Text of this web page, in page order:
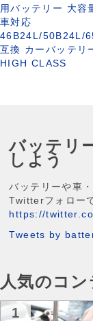
用バッテリー 大容
車対応
46B24L/50B24L/
互換 カーバッテリ
HIGH CLASS
バッテリ
しよう
バッテリーや車
Twitterフォロー
https://
Tweets by
人気のコ
1